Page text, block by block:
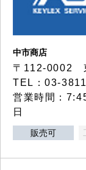
中市商店
〒112-0002
TEL：03-
営業時間：
日
販売可